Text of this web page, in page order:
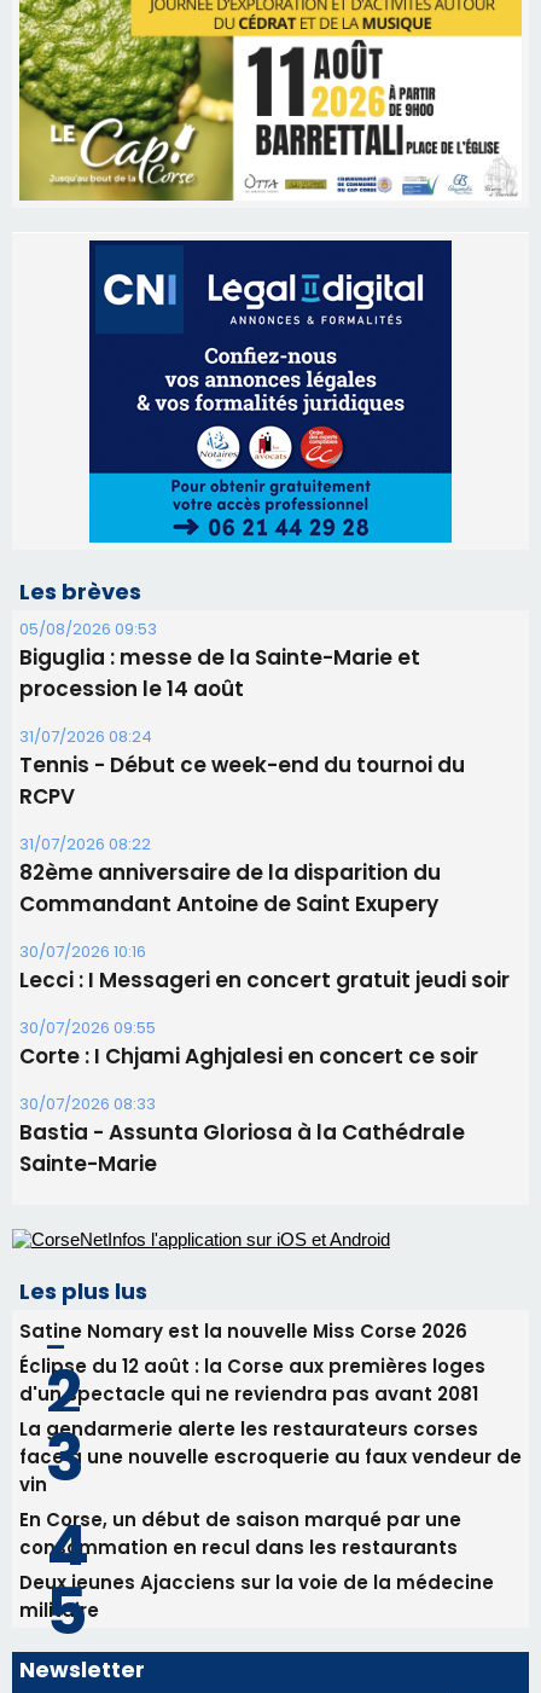
Les brèves
Biguglia : messe de la Sainte-Marie et
procession le 14 août
Tennis - Début ce week-end du tournoi du
82ème anniversaire de la disparition du
Commandant Antoine de Saint Exupery
30/07/2026 10:16
Lecci : I Messageri en concert gratuit jeudi soir
30/07/2026 09:55
Corte : I Chjami Aghjalesi en concert ce soir
Bastia - Assunta Gloriosa à la Cathédrale
Sainte-Marie
Satine Nomary est la nouvelle Miss Corse 2026
d'un spectacle qui ne reviendra pas avant 2081
La gendarmerie alerte les restaurateurs corses
face à une nouvelle escroquerie au faux vendeur de
En Corse, un début de saison marqué par une
Deux jeunes Ajacciens sur la voie de la médecine
militaire
Newsletter
Inscrivez-vous à la newsletter de CNI et recevez par
email les infos les plus importantes et une sélection de
nos meilleurs articles